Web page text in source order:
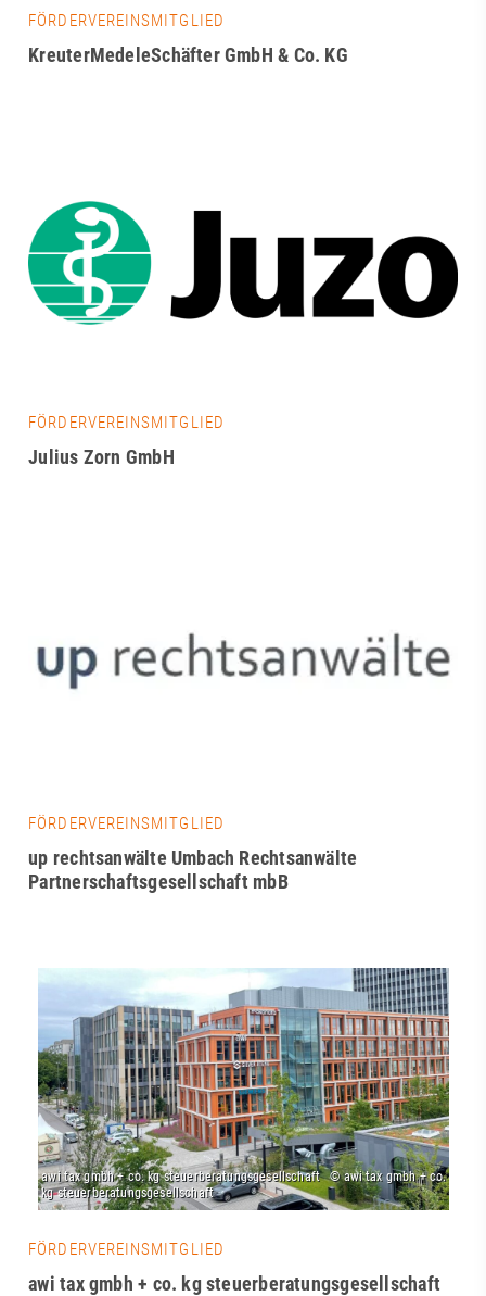
FÖRDERVEREINSMITGLIED
KreuterMedeleSchäfter GmbH & Co. KG
FÖRDERVEREINSMITGLIED
Julius Zorn GmbH
FÖRDERVEREINSMITGLIED
up rechtsanwälte Umbach Rechtsanwälte
Partnerschaftsgesellschaft mbB
FÖRDERVEREINSMITGLIED
awi tax gmbh + co. kg steuerberatungsgesellschaft